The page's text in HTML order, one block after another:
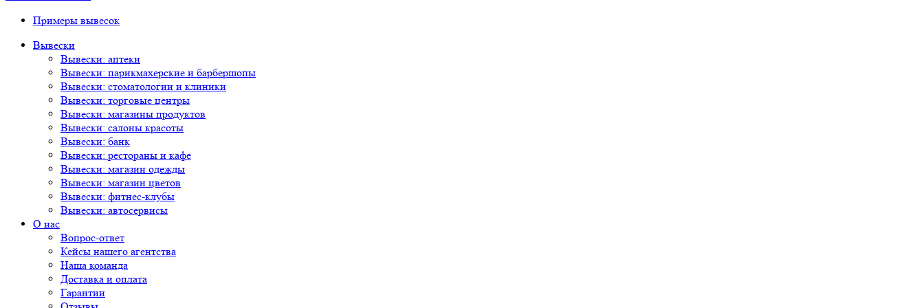
Примеры вывесок
Вывески
Вывески: аптеки
Вывески: парикмахерские и барбершопы
Вывески: стоматологии и клиники
Вывески: торговые центры
Вывески: магазины продуктов
Вывески: салоны красоты
Вывески: банк
Вывески: рестораны и кафе
Вывески: магазин одежды
Вывески: магазин цветов
Вывески: фитнес-клубы
Вывески: автосервисы
О нас
Вопрос-ответ
Кейсы нашего агентства
Наша команда
Доставка и оплата
Гарантии